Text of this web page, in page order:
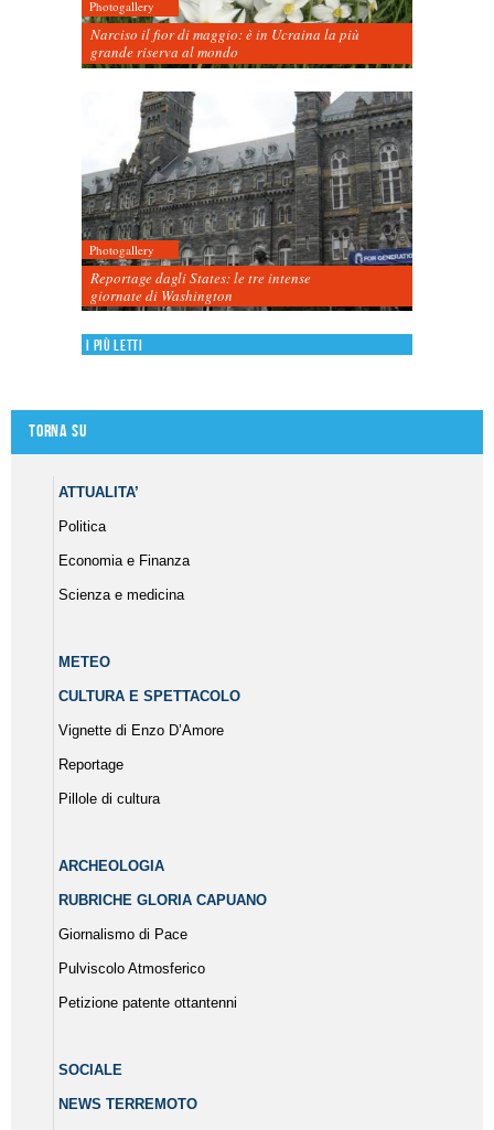
Photogallery
Narciso il fior di maggio: è in Ucraina la più
grande riserva al mondo
Photogallery
Reportage dagli States: le tre intense
giornate di Washington
I più letti
Torna su
ATTUALITA’
Politica
Economia e Finanza
Scienza e medicina
METEO
CULTURA E SPETTACOLO
Vignette di Enzo D’Amore
Reportage
Pillole di cultura
ARCHEOLOGIA
RUBRICHE GLORIA CAPUANO
Giornalismo di Pace
Pulviscolo Atmosferico
Petizione patente ottantenni
SOCIALE
NEWS TERREMOTO